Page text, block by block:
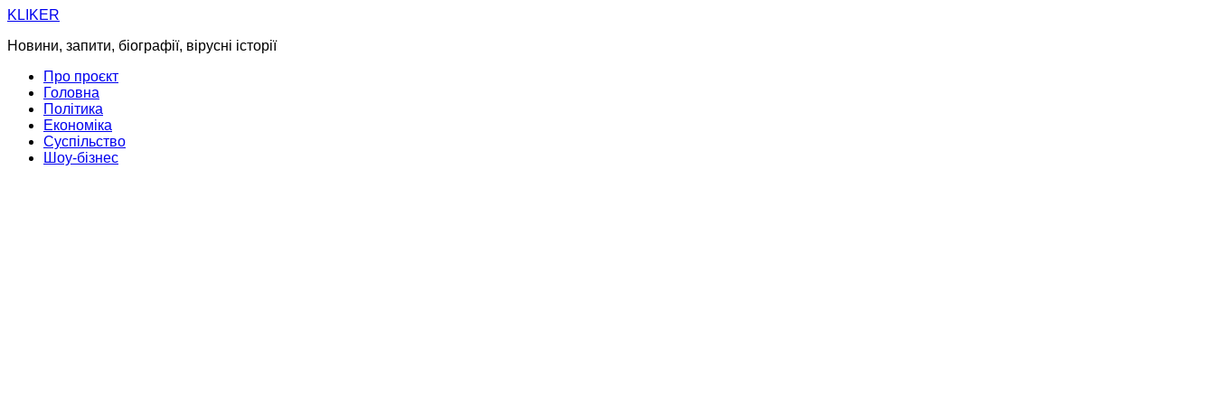
Skip
content
KLIKER
Новини, запити, біографії, вірусні історії
Про проєкт
Головна
Політика
Економіка
Суспільство
Шоу-бізнес